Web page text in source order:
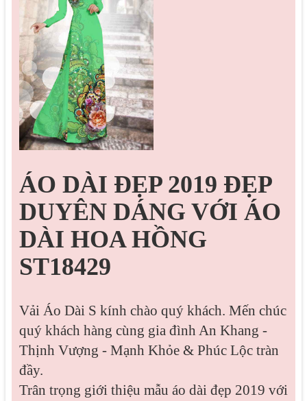
ÁO DÀI ĐẸP 2019 ĐẸP
DUYÊN DÁNG VỚI ÁO
DÀI HOA HỒNG
ST18429
Vải Áo Dài S kính chào quý khách. Mến chúc
quý khách hàng cùng gia đình An Khang -
Thịnh Vượng - Mạnh Khỏe & Phúc Lộc tràn
đầy.
Trân trọng giới thiệu mẫu áo dài đẹp 2019 với